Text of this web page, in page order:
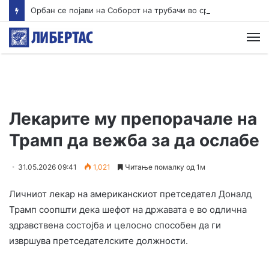
Орбан се појави на Соборот на трубачи во српска Гуча
Лекарите му препорачале на
Трамп да вежба за да ослабе
31.05.2026 09:41 1,021 Читање помалку од 1м
Личниот лекар на американскиот претседател Доналд
Трамп соопшти дека шефот на државата е во одлична
здравствена состојба и целосно способен да ги
извршува претседателските должности.